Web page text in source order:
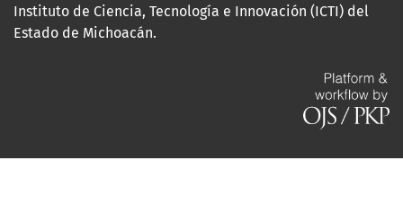
Instituto de Ciencia, Tecnología e Innovación (ICTI) del
Estado de Michoacán.